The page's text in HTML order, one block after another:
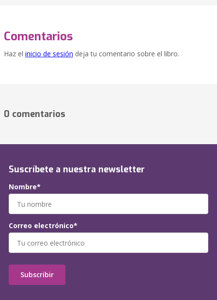
Comentarios
Haz el inicio de sesión deja tu comentario sobre el libro.
0 comentarios
Suscríbete a nuestra newsletter
Nombre*
Correo electrónico*
Subscribir